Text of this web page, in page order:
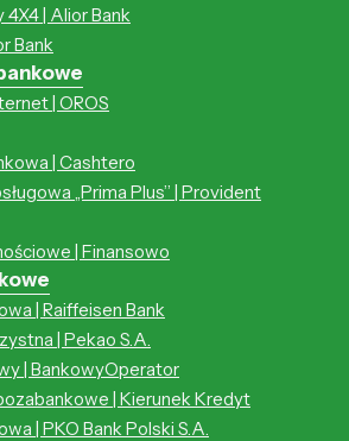
| Alior Bank
Bank
| OROS
| Cashtero
„Prima Plus” | Provident
| Finansowo
| Raiffeisen Bank
| Pekao S.A.
| BankowyOperator
| Kierunek Kredyt
| PKO Bank Polski S.A.